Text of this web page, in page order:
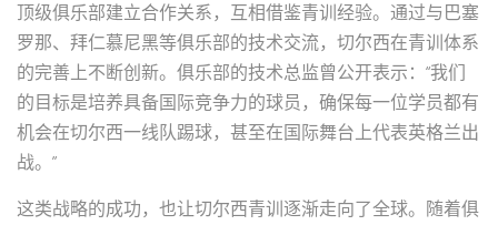
顶级俱乐部建立合作关系，互相借鉴青训经验。通过与巴塞
罗那、拜仁慕尼黑等俱乐部的技术交流，切尔西在青训体系
的完善上不断创新。俱乐部的技术总监曾公开表示：“我们
的目标是培养具备国际竞争力的球员，确保每一位学员都有
机会在切尔西一线队踢球，甚至在国际舞台上代表英格兰出
战。”
这类战略的成功，也让切尔西青训逐渐走向了全球。随着俱